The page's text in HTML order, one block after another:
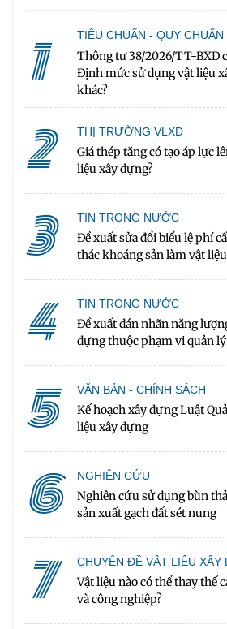
1 TIÊU CHUẨN - QUY CHUẨN
Thông tư 38/2026/TT-BXD
Định mức sử dụng vật liệu
khác?
2 THỊ TRƯỜNG VLXD
Giá thép tăng có tạo áp lực
liệu xây dựng?
3 TIN TRONG NƯỚC
Đề xuất sửa đổi biểu lệ phí
thác khoáng sản làm vật
4 TIN TRONG NƯỚC
Đề xuất dán nhãn năng
dựng thuộc phạm vi quản
5 VĂN BẢN - CHÍNH SÁCH
Kế hoạch xây dựng Luật
liệu xây dựng
6 NGHIÊN CỨU
Nghiên cứu sử dụng bùn
sản xuất gạch đất sét nung
7 CHUYÊN ĐỀ VẬT LIỆU XÂY
Vật liệu nào có thể thay thế
và công nghiệp?